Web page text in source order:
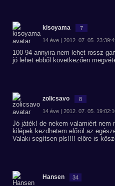
kisoyama 7
14 éve | 2012. 07. 05.
100-94 annyira nem lehet rossz
jó lehet ebből következően
zolicsavo 8
14 éve | 2012. 07. 05.
Jó játék! de nekem valamiért nem
kilépek kezdhetem előröl az
Valaki segítsen pls!!!! előre is
Hansen 34